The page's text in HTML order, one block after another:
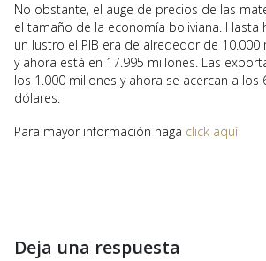
No obstante, el auge de precios de las
el tamaño de la economía boliviana. Hasta
un lustro el PIB era de alrededor de
y ahora está en 17.995 millones. Las
los 1.000 millones y ahora se acercan a los
dólares.
Para mayor información haga click aquí
Deja una respuesta